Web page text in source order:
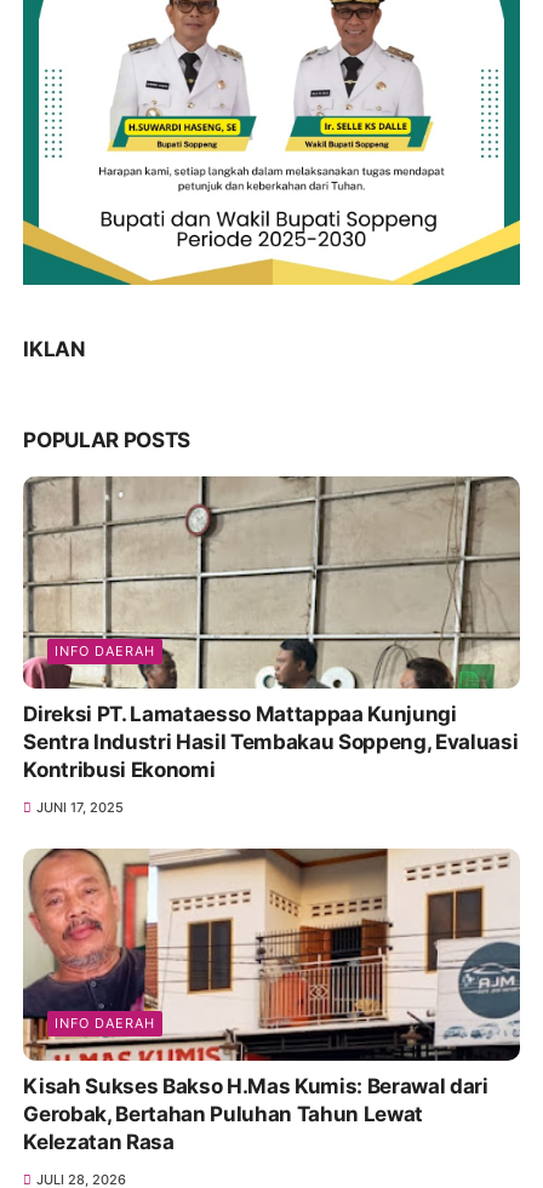
IKLAN
POPULAR POSTS
INFO DAERAH
Direksi PT. Lamataesso Mattappaa Kunjungi
Sentra Industri Hasil Tembakau Soppeng, Evaluasi
Kontribusi Ekonomi
JUNI 17, 2025
INFO DAERAH
Kisah Sukses Bakso H.Mas Kumis: Berawal dari
Gerobak, Bertahan Puluhan Tahun Lewat
Kelezatan Rasa
JULI 28, 2026